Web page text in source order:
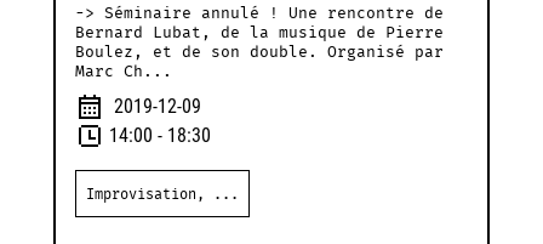
-> Séminaire annulé ! Une rencontre de
Bernard Lubat, de la musique de Pierre
Boulez, et de son double. Organisé par
Marc Ch...
2019-12-09
14:00 - 18:30
Improvisation, ...